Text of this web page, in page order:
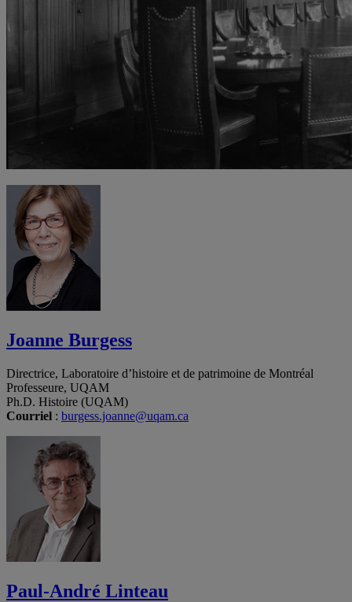
Joanne Burgess
Directrice, Laboratoire d’histoire et de patrimoine de Montréal
Professeure, UQAM
Ph.D. Histoire (UQAM)
Courriel : burgess.joanne@uqam.ca
Paul-André Linteau